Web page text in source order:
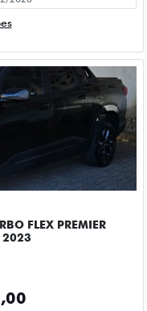
AUTOMATICO 4P
2023